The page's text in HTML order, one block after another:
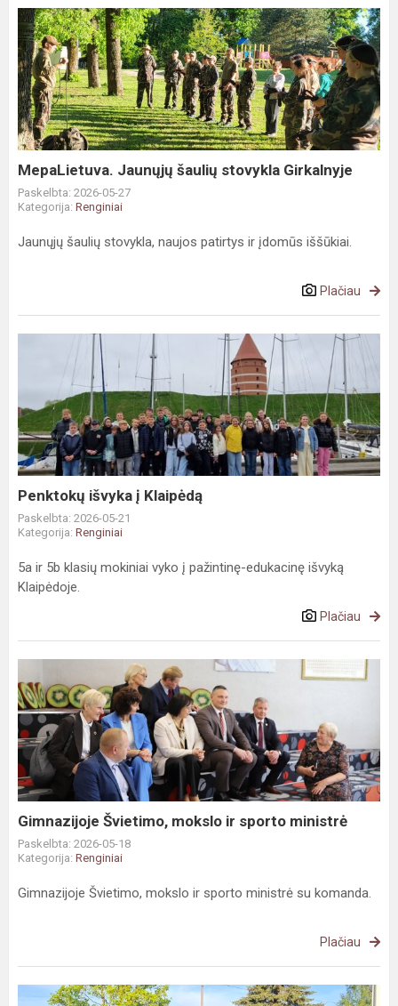
MepaLietuva.
Jaunųjų
šaulių
stovykla
Girkalnyje
MepaLietuva. Jaunųjų šaulių stovykla Girkalnyje
Paskelbta: 2026-05-27
Kategorija: Renginiai
Jaunųjų šaulių stovykla, naujos patirtys ir įdomūs iššūkiai.
Plačiau
Klaipėdą
Penktokų išvyka į Klaipėdą
Paskelbta: 2026-05-21
Kategorija: Renginiai
5a ir 5b klasių mokiniai vyko į pažintinę-edukacinę išvyką
Klaipėdoje.
Plačiau
Švietimo,
mokslo
ir
sporto
ministrė
Gimnazijoje Švietimo, mokslo ir sporto ministrė
Paskelbta: 2026-05-18
Kategorija: Renginiai
Gimnazijoje Švietimo, mokslo ir sporto ministrė su komanda.
Plačiau
Šeimos